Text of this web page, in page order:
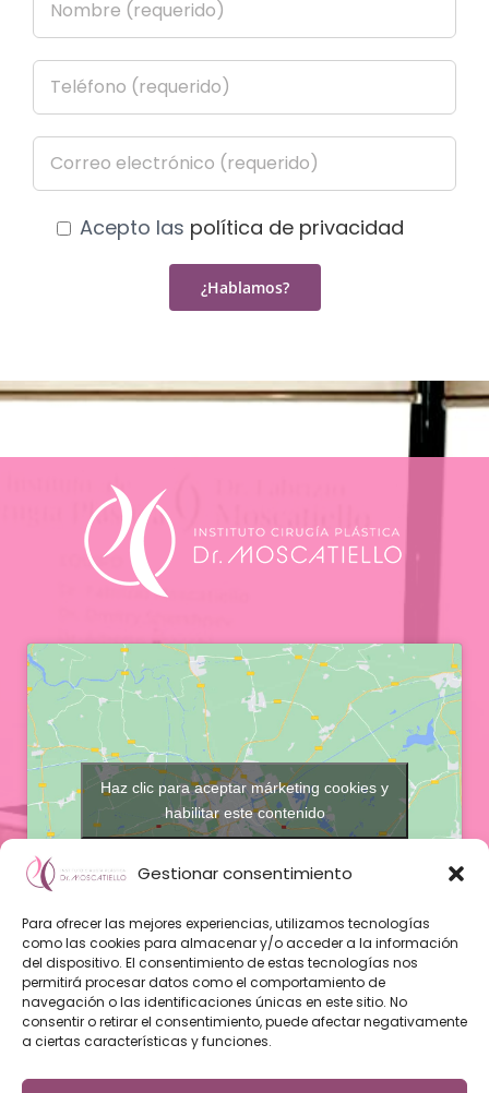
Gestionar consentimiento
Para ofrecer las mejores experiencias, utilizamos tecnologías
como las cookies para almacenar y/o acceder a la información
del dispositivo. El consentimiento de estas tecnologías nos
permitirá procesar datos como el comportamiento de
navegación o las identificaciones únicas en este sitio. No
consentir o retirar el consentimiento, puede afectar negativamente
a ciertas características y funciones.
Acepto las política de privacidad
Haz clic para aceptar márketing cookies y
habilitar este contenido
Instituto de Cirugía Plástica Dr. Fabrizio
Moscatiello
Via Augusta, 281, 4º planta
697 43 03 03